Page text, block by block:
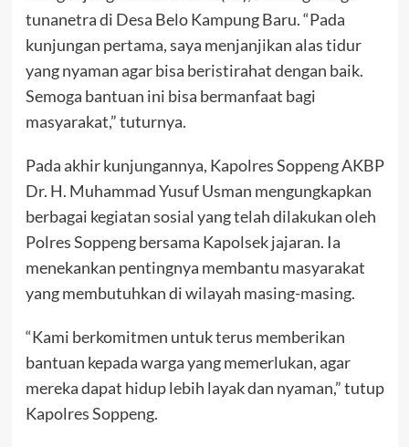
tunanetra di Desa Belo Kampung Baru. “Pada
kunjungan pertama, saya menjanjikan alas tidur
yang nyaman agar bisa beristirahat dengan baik.
Semoga bantuan ini bisa bermanfaat bagi
masyarakat,” tuturnya.
Pada akhir kunjungannya, Kapolres Soppeng AKBP
Dr. H. Muhammad Yusuf Usman mengungkapkan
berbagai kegiatan sosial yang telah dilakukan oleh
Polres Soppeng bersama Kapolsek jajaran. Ia
menekankan pentingnya membantu masyarakat
yang membutuhkan di wilayah masing-masing.
“Kami berkomitmen untuk terus memberikan
bantuan kepada warga yang memerlukan, agar
mereka dapat hidup lebih layak dan nyaman,” tutup
Kapolres Soppeng.